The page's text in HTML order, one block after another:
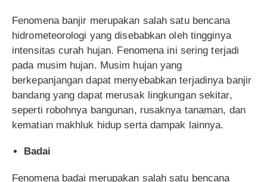
Fenomena banjir merupakan salah satu bencana
hidrometeorologi yang disebabkan oleh tingginya
intensitas curah hujan. Fenomena ini sering terjadi
pada musim hujan. Musim hujan yang
berkepanjangan dapat menyebabkan terjadinya banjir
bandang yang dapat merusak lingkungan sekitar,
seperti robohnya bangunan, rusaknya tanaman, dan
kematian makhluk hidup serta dampak lainnya.
Badai
Fenomena badai merupakan salah satu bencana